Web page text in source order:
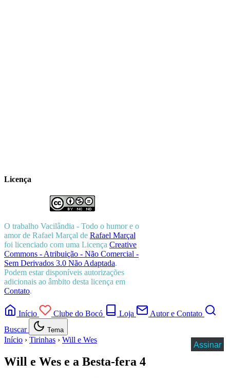
Licença
O trabalho Vacilândia - Todo o humor e o
amor de Rafael Marçal de Rafael Marçal
foi licenciado com uma Licença Creative
Commons - Atribuição - Não Comercial -
Sem Derivados 3.0 Não Adaptada.
Podem estar disponíveis autorizações
adicionais ao âmbito desta licença em
Contato.
Início Clube do Bocó Loja
Autor e Contato
Buscar
Tema
Início › Tirinhas › Will e Wes
Will e Wes e a Besta-fera 4
Assinar